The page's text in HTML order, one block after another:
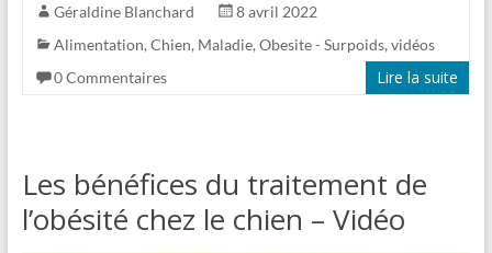
Géraldine Blanchard
8 avril 2022
Alimentation, Chien, Maladie, Obesite - Surpoids, vidéos
0 Commentaires
Lire la suite
Les bénéfices du traitement de
l’obésité chez le chien – Vidéo